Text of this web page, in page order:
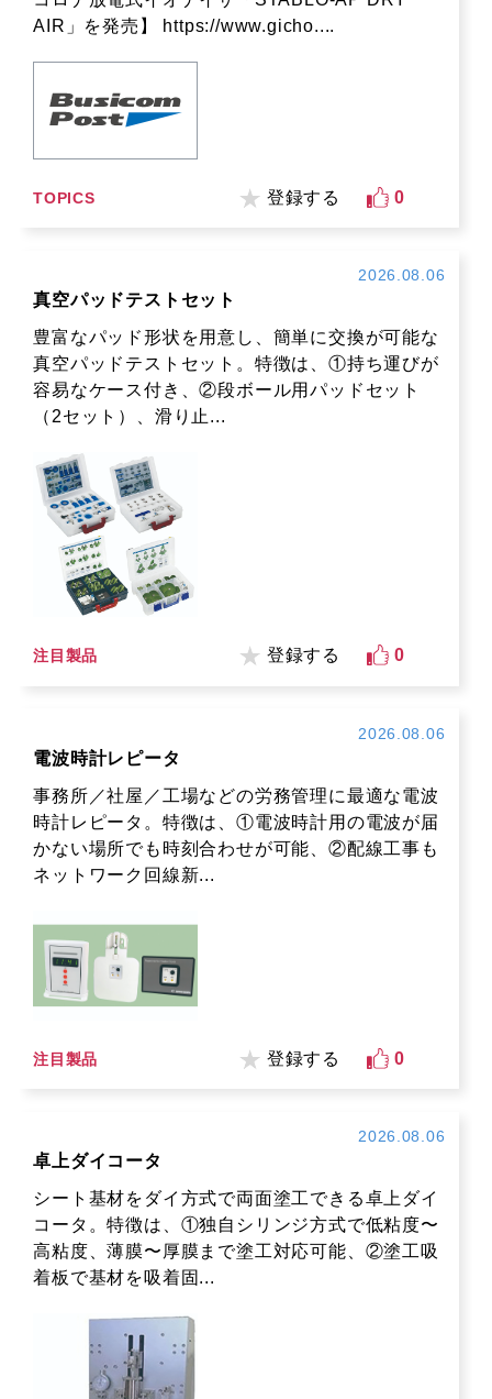
AIR」を発売】 https://www.gicho....
TOPICS 登録する 0
2026.08.06
真空パッドテストセット
豊富なパッド形状を用意し、簡単に交換が可能な
真空パッドテストセット。特徴は、①持ち運びが
容易なケース付き、②段ボール用パッドセット
（2セット）、滑り止...
注目製品 登録する 0
2026.08.06
電波時計レピータ
事務所／社屋／工場などの労務管理に最適な電波
時計レピータ。特徴は、①電波時計用の電波が届
かない場所でも時刻合わせが可能、②配線工事も
ネットワーク回線新...
注目製品 登録する 0
2026.08.06
卓上ダイコータ
シート基材をダイ方式で両面塗工できる卓上ダイ
コータ。特徴は、①独自シリンジ方式で低粘度〜
高粘度、薄膜〜厚膜まで塗工対応可能、②塗工吸
着板で基材を吸着固...